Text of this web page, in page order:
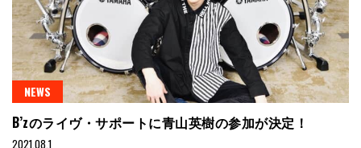
NEWS
B’zのライヴ・サポートに青山英樹の参加が決定！
2021.08.1